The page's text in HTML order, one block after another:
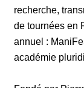
recherche,
de tournées en
annuel :
académie